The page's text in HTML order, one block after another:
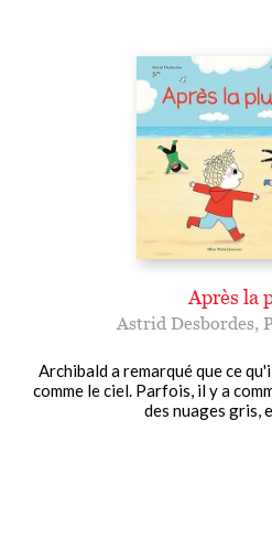
Après la
Astrid Desbordes,
Archibald a remarqué que ce
comme le ciel. Parfois, il y a
des nuages gris,